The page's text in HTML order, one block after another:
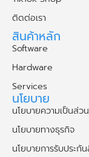
ติดต่อเรา
สินค้าหลัก
Software
Hardware
Services
นโยบาย
นโยบายความเป็นส่ว
นโยบายทางธุรกิจ
นโยบายการรับประกั